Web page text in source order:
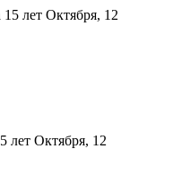
15 лет Октября, 12
лет Октября, 12